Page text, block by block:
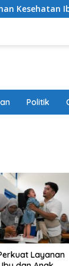
Ibu dan
Politik
Layanan